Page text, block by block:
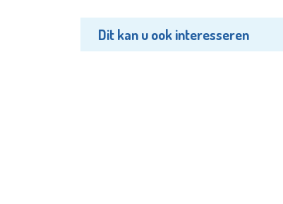
Dit kan u ook interesseren